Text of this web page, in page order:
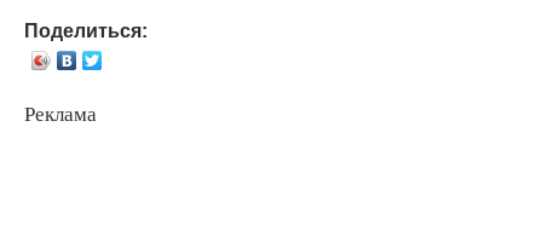
Поделиться:
Реклама